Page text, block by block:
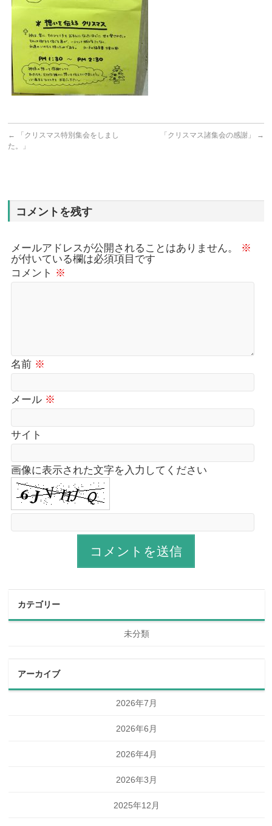
←
「クリスマス特別集会をしまし
た。」
「クリスマス諸集会の感謝」 →
コメントを残す
メールアドレスが公開されることはありません。
※
が付いている欄は必須項目です
コメント ※
名前 ※
メール ※
サイト
画像に表示された文字を入力してください
カテゴリー
未分類
アーカイブ
2026年7月
2026年6月
2026年4月
2026年3月
2025年12月